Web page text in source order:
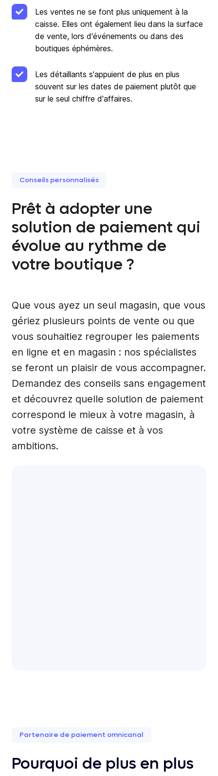
Les ventes ne se font plus uniquement à la
caisse. Elles ont également lieu dans la surface
de vente, lors d'événements ou dans des
boutiques éphémères.
Les détaillants s'appuient de plus en plus
souvent sur les dates de paiement plutôt que
sur le seul chiffre d'affaires.
Conseils personnalisés
Prêt à adopter une
solution de paiement qui
évolue au rythme de
votre boutique ?
Que vous ayez un seul magasin, que vous
gériez plusieurs points de vente ou que
vous souhaitiez regrouper les paiements
en ligne et en magasin : nos spécialistes
se feront un plaisir de vous accompagner.
Demandez des conseils sans engagement
et découvrez quelle solution de paiement
correspond le mieux à votre magasin, à
votre système de caisse et à vos
ambitions.
Partenaire de paiement omnicanal
Pourquoi de plus en plus